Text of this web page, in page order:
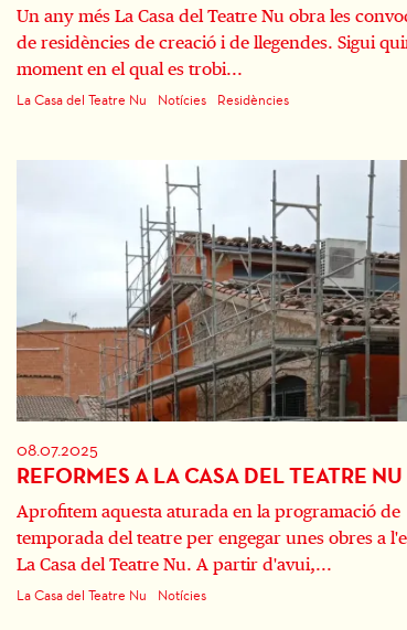
Un any més La Casa del Teatre Nu obra les
de residències de creació i de llegendes. Sigui
moment en el qual es trobi...
La Casa del Teatre Nu Notícies Residències
08.07.2025
REFORMES A LA CASA DEL TEATRE NU
Aprofitem aquesta aturada en la programació de
temporada del teatre per engegar unes obres a
La Casa del Teatre Nu. A partir d'avui,...
La Casa del Teatre Nu Notícies